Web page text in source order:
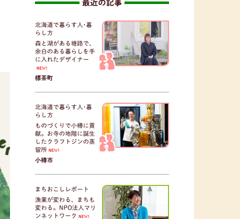
最近の記事
北海道で暮らす人･暮
らし方
森と湖がある塘路で、
余白のある暮らしを手
に入れたデザイナー
NEW!
標茶町
北海道で暮らす人･暮
らし方
ものづくりで小樽に貢
献。お寺の地階に誕生
したクラフトジンの蒸
留所 NEW!
小樽市
まちおこしレポート
漁業が変わる、まちも
変わる。NPO法人マリ
ンネットワーク
NEW!